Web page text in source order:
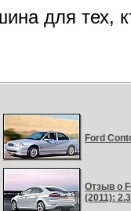
для тех,
Ford
Отзыв о
(2011): 2.3